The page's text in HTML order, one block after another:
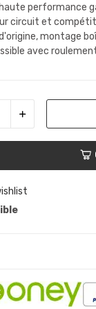
performance
circuit et
montage
avec